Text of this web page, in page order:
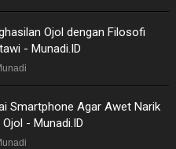
Ojol dengan Filosofi
- Munadi.ID
Smartphone Agar Awet Narik
- Munadi.ID